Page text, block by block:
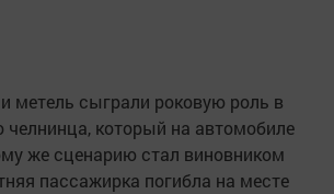
метель сыграли роковую роль в
челнинца, который на автомобиле
же сценарию стал виновником
пассажирка погибла на месте